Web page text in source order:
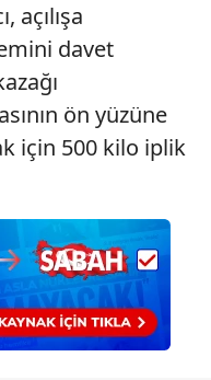
açılışa
davet
ön yüzüne
için 500 kilo iplik